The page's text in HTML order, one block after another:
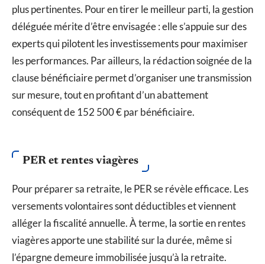
plus pertinentes. Pour en tirer le meilleur parti, la gestion
déléguée mérite d’être envisagée : elle s’appuie sur des
experts qui pilotent les investissements pour maximiser
les performances. Par ailleurs, la rédaction soignée de la
clause bénéficiaire permet d’organiser une transmission
sur mesure, tout en profitant d’un abattement
conséquent de 152 500 € par bénéficiaire.
PER et rentes viagères
Pour préparer sa retraite, le PER se révèle efficace. Les
versements volontaires sont déductibles et viennent
alléger la fiscalité annuelle. À terme, la sortie en rentes
viagères apporte une stabilité sur la durée, même si
l’épargne demeure immobilisée jusqu’à la retraite.